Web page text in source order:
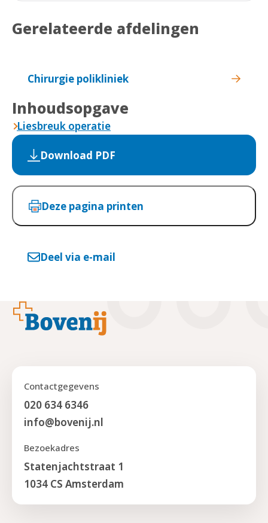
Inhoudsopgave
Liesbreuk operatie
Download PDF
Deze pagina printen
Deel via e-mail
Gerelateerde afdelingen
Chirurgie polikliniek
Footer
Contactgegevens
020 634 6346
info@bovenij.nl
Bezoekadres
Statenjachtstraat 1
1034 CS Amsterdam